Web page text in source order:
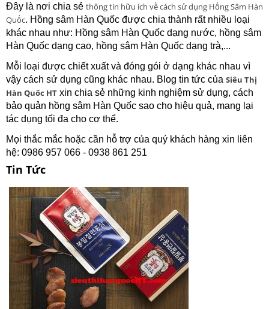
Đây là nơi chia sẻ thông tin hữu ích về cách sử dụng Hồng Sâm Hàn
Quốc. Hồng sâm Hàn Quốc được chia thành rất nhiều loại
khác nhau như: Hồng sâm Hàn Quốc dạng nước, hồng sâm
Hàn Quốc dạng cao, hồng sâm Hàn Quốc dạng trà,...
Mỗi loại được chiết xuất và đóng gói ở dạng khác nhau vì
vậy cách sử dụng cũng khác nhau. Blog tin tức của Siêu Thị
Hàn Quốc HT xin chia sẻ những kinh nghiệm sử dụng, cách
bảo quản hồng sâm Hàn Quốc sao cho hiệu quả, mang lại
tác dụng tối đa cho cơ thể.
Mọi thắc mắc hoặc cần hỗ trợ của quý khách hàng xin liên
hệ: 0986 957 066 - 0938 861 251
Tin Tức